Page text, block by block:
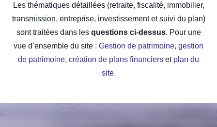
Les thématiques détaillées (retraite, fiscalité, immobilier,
transmission, entreprise, investissement et suivi du plan)
sont traitées dans les questions ci-dessus. Pour une
vue d’ensemble du site : Gestion de patrimoine, gestion
de patrimoine, création de plans financiers et plan du
site.